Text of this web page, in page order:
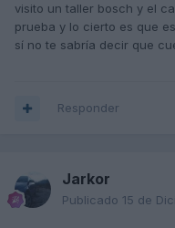
visito un taller bosch y el
prueba y lo cierto es que
sí no te sabría decir que
Responder
Jarkor
Publicado 15 de